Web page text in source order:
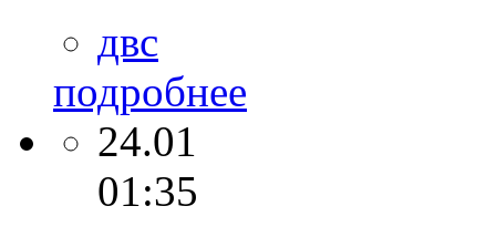
двс
подробнее
24.01
01:35